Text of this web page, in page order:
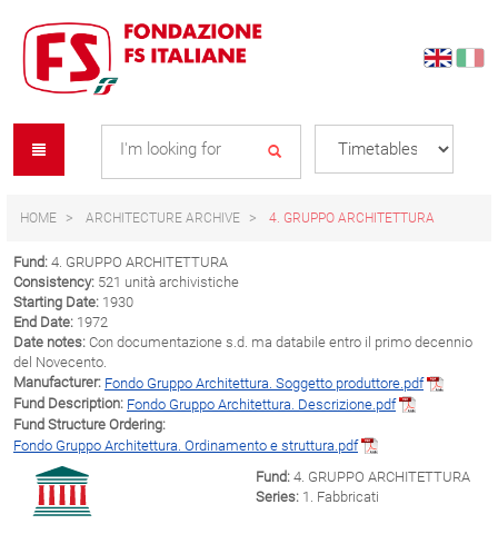
content
navigation
menu
HOME ARCHITECTURE ARCHIVE 4. GRUPPO ARCHITETTURA
Fund: 4. GRUPPO ARCHITETTURA
Consistency: 521 unità archivistiche
Starting Date: 1930
End Date: 1972
Date notes: Con documentazione s.d. ma databile entro il primo decennio
del Novecento.
Manufacturer: Fondo Gruppo Architettura. Soggetto produttore.pdf
Fund Description: Fondo Gruppo Architettura. Descrizione.pdf
Fund Structure Ordering:
Fondo Gruppo Architettura. Ordinamento e struttura.pdf
Fund: 4. GRUPPO ARCHITETTURA
Series: 1. Fabbricati